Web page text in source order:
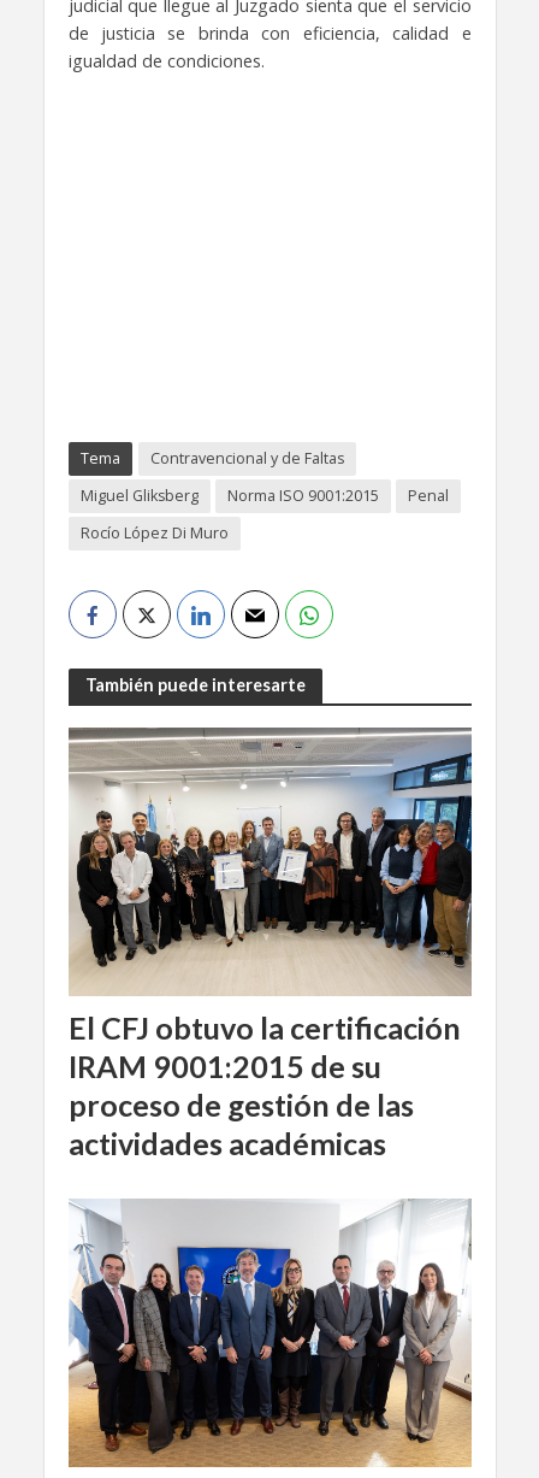
judicial que llegue al Juzgado sienta que el servicio
de justicia se brinda con eficiencia, calidad e
igualdad de condiciones.
Tema
Contravencional y de Faltas
Miguel Gliksberg
Norma ISO 9001:2015
Penal
Rocío López Di Muro
También puede interesarte
El CFJ obtuvo la certificación
IRAM 9001:2015 de su
proceso de gestión de las
actividades académicas